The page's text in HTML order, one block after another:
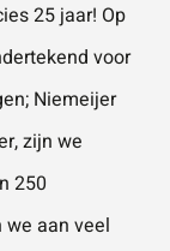
je altijd bellen
met één van
25 jaar! Op
voor
Niemeijer
zijn we
250
aan veel